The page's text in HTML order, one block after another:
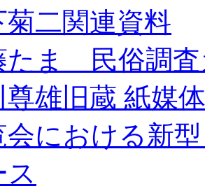
菊二関連資料
たま 民俗調査
尊雄旧蔵 紙媒
会における新